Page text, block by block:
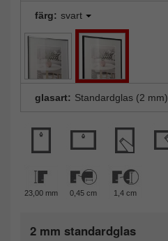
färg: svart
glasart: Standardglas (2 mm)
23,00 mm 0,45 cm 1,4 cm
2 mm standardglas